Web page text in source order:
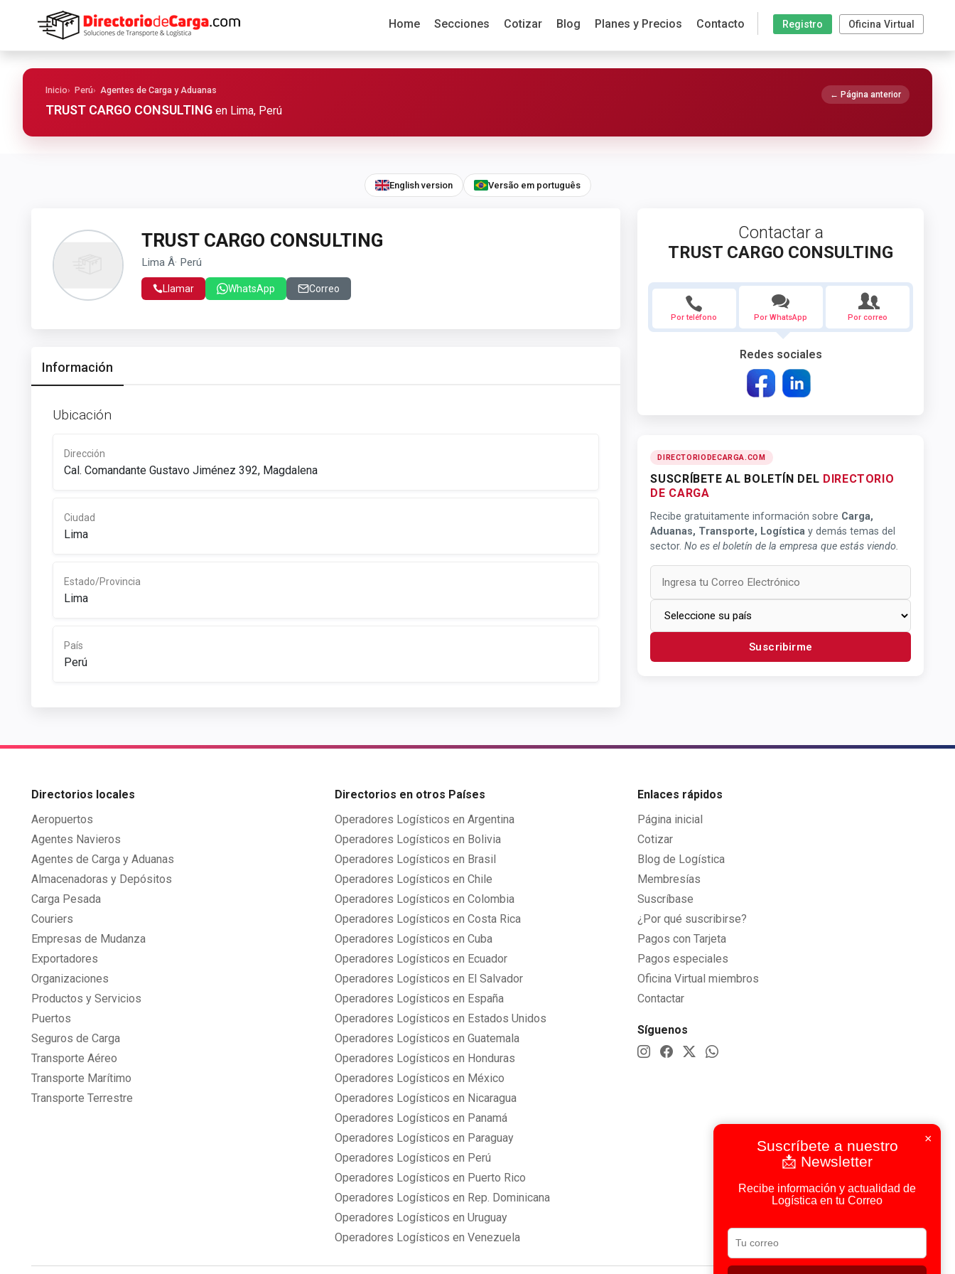
Registro Oficina Virtual
Home Secciones Cotizar Blog Planes y Precios Contacto
Inicio Perú Agentes de Carga y Aduanas
TRUST CARGO CONSULTING en Lima, Perú
← Página anterior
English version Versão em português
TRUST CARGO CONSULTING
Lima Â· Perú
Llamar WhatsApp Correo
Información
Ubicación
Dirección
Cal. Comandante Gustavo Jiménez 392, Magdalena
Ciudad
Lima
Estado/Provincia
Lima
País
Perú
Contactar a
TRUST CARGO CONSULTING
Por teléfono Por WhatsApp Por correo
Redes sociales
DIRECTORIODECARGA.COM
SUSCRÍBETE AL BOLETÍN DEL DIRECTORIO
DE CARGA
Recibe gratuitamente información sobre Carga,
Aduanas, Transporte, Logística y demás temas del
sector.No es el boletín de la empresa que estás viendo.
Suscribirme
×
Suscríbete a nuestro
📩 Newsletter
Recibe información y actualidad de
Logística en tu Correo
Directorios locales
Aeropuertos
Agentes Navieros
Agentes de Carga y Aduanas
Almacenadoras y Depósitos
Carga Pesada
Couriers
Empresas de Mudanza
Exportadores
Organizaciones
Productos y Servicios
Puertos
Seguros de Carga
Transporte Aéreo
Transporte Marítimo
Transporte Terrestre
Directorios en otros Países
Operadores Logísticos en Argentina
Operadores Logísticos en Bolivia
Operadores Logísticos en Brasil
Operadores Logísticos en Chile
Operadores Logísticos en Colombia
Operadores Logísticos en Costa Rica
Operadores Logísticos en Cuba
Operadores Logísticos en Ecuador
Operadores Logísticos en El Salvador
Operadores Logísticos en España
Operadores Logísticos en Estados Unidos
Operadores Logísticos en Guatemala
Operadores Logísticos en Honduras
Operadores Logísticos en México
Operadores Logísticos en Nicaragua
Operadores Logísticos en Panamá
Operadores Logísticos en Paraguay
Operadores Logísticos en Perú
Operadores Logísticos en Puerto Rico
Operadores Logísticos en Rep. Dominicana
Operadores Logísticos en Uruguay
Operadores Logísticos en Venezuela
Enlaces rápidos
Página inicial
Cotizar
Blog de Logística
Membresías
Suscríbase
¿Por qué suscribirse?
Pagos con Tarjeta
Pagos especiales
Oficina Virtual miembros
Contactar
Síguenos